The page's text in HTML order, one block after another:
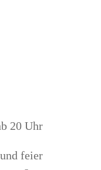
20 Uhr
feier